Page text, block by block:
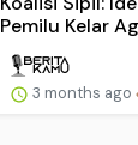
Pemilu Kelar
3 months ago